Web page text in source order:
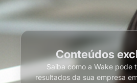
Conteúdos
Saiba como a Wake pode
resultados da sua empresa